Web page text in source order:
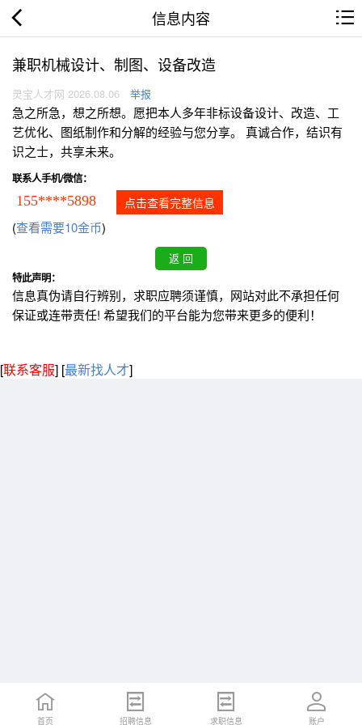
信息内容
兼职机械设计、制图、设备改造
灵宝人才网 2026.08.06 举报
急之所急，想之所想。愿把本人多年非标设备设计、改造、工
艺优化、图纸制作和分解的经验与您分享。 真诚合作，结识有
识之士，共享未来。
联系人手机/微信：
155****5898 点击查看完整信息
(查看需要10金币)
特此声明：
信息真伪请自行辨别，求职应聘须谨慎，网站对此不承担任何
保证或连带责任! 希望我们的平台能为您带来更多的便利！
[联系客服] [最新找人才]
首页 招聘信息 求职信息 账户